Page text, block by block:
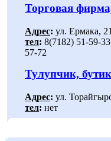
Торговая
Адрес: ул. Ермака, 21
тел: 8(7182) 51-59-
57-72
Тулупчик, бутик
Адрес: ул.
тел: нет